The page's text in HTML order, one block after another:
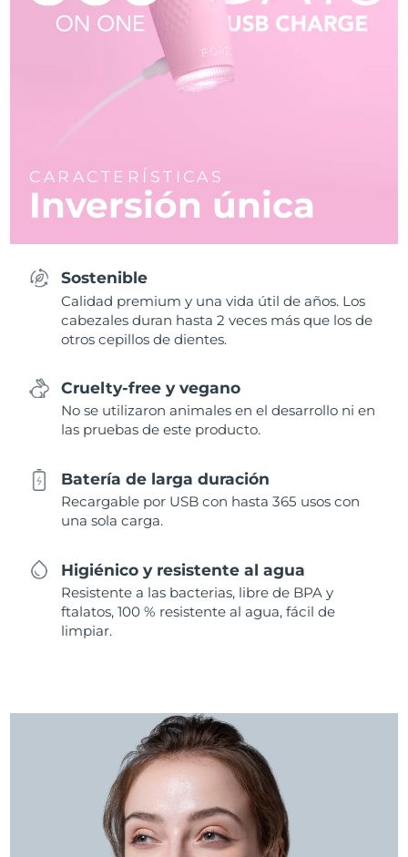
CARACTERÍSTICAS
Inversión única
Sostenible
Calidad premium y una vida útil de años. Los
cabezales duran hasta 2 veces más que los de
otros cepillos de dientes.
Cruelty-free y vegano
No se utilizaron animales en el desarrollo ni en
las pruebas de este producto.
Batería de larga duración
Recargable por USB con hasta 365 usos con
una sola carga.
Higiénico y resistente al agua
Resistente a las bacterias, libre de BPA y
ftalatos, 100 % resistente al agua, fácil de
limpiar.